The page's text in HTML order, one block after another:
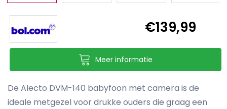
€139,99
Meer informatie
De Alecto DVM-140 babyfoon met camera is de
ideale metgezel voor drukke ouders die graag een